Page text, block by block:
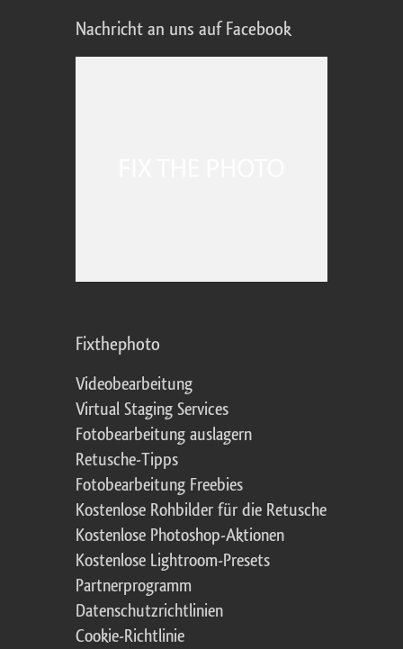
Nachricht an uns auf Facebook
Fixthephoto
Videobearbeitung
Virtual Staging Services
Fotobearbeitung auslagern
Retusche-Tipps
Fotobearbeitung Freebies
Kostenlose Rohbilder für die Retusche
Kostenlose Photoshop-Aktionen
Kostenlose Lightroom-Presets
Partnerprogramm
Datenschutzrichtlinien
Cookie-Richtlinie